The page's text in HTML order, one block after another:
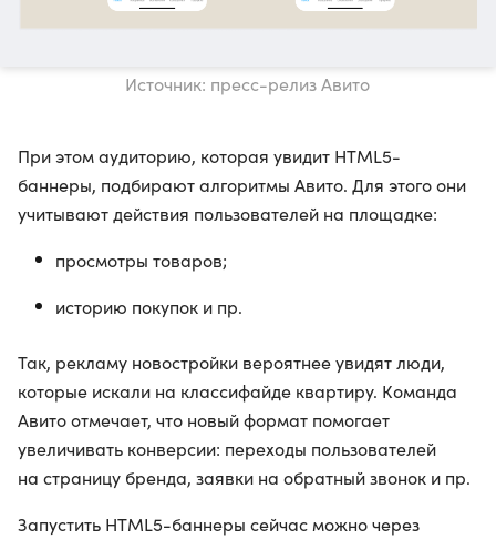
Источник: пресс-релиз Авито
При этом аудиторию, которая увидит HTML5-
баннеры, подбирают алгоритмы Авито. Для этого они
учитывают действия пользователей на площадке:
просмотры товаров;
историю покупок и пр.
Так, рекламу новостройки вероятнее увидят люди,
которые искали на классифайде квартиру. Команда
Авито отмечает, что новый формат помогает
увеличивать конверсии: переходы пользователей
на страницу бренда, заявки на обратный звонок и пр.
Запустить HTML5-баннеры сейчас можно через